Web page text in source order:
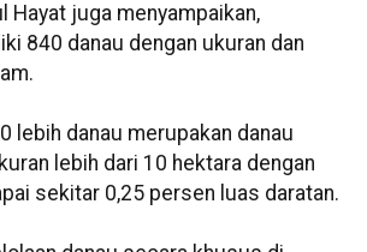
Hayat juga menyampaikan,
840 danau dengan ukuran dan
lebih danau merupakan danau
lebih dari 10 hektara dengan
sekitar 0,25 persen luas daratan.